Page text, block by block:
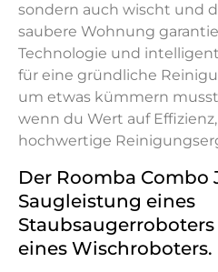
sondern auch wischt und
saubere Wohnung
Technologie und
für eine gründliche
um etwas kümmern
wenn du Wert auf
hochwertige
Der Roomba
Saugleistung eines
eines Wischroboters.